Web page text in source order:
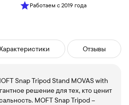
Работаем с 2019 года
Отзывы
Snap Tripod Stand MOVAS with
решение для тех, кто ценит
MOFT Snap Tripod –